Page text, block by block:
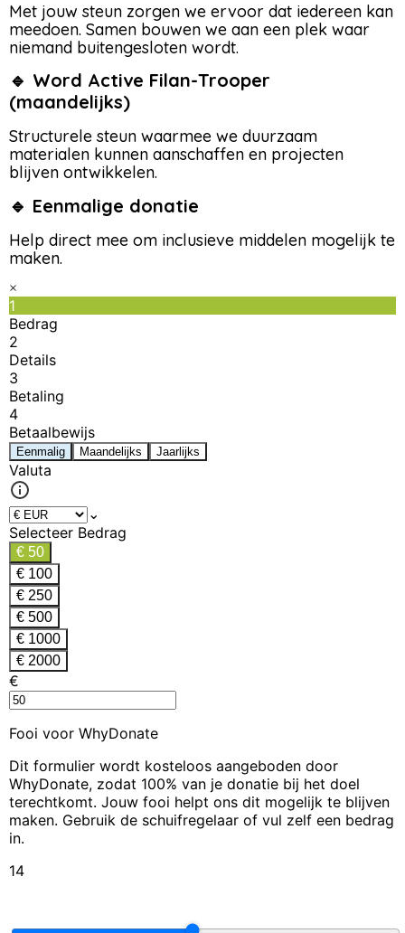
Met jouw steun zorgen we ervoor dat iedereen kan
meedoen. Samen bouwen we aan een plek waar
niemand buitengesloten wordt.
🔹 Word Active Filan-Trooper
(maandelijks)
Structurele steun waarmee we duurzaam
materialen kunnen aanschaffen en projecten
blijven ontwikkelen.
🔹 Eenmalige donatie
Help direct mee om inclusieve middelen mogelijk te
maken.